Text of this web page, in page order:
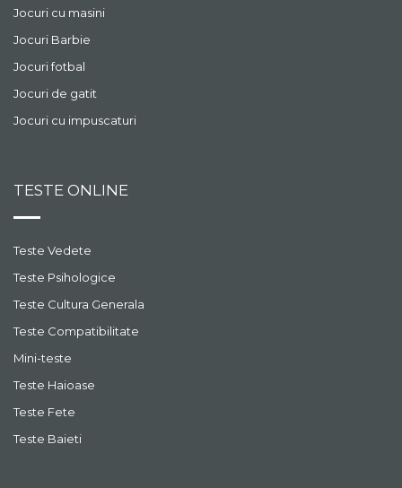
Jocuri cu masini
Jocuri Barbie
Jocuri fotbal
Jocuri de gatit
Jocuri cu impuscaturi
TESTE ONLINE
Teste Vedete
Teste Psihologice
Teste Cultura Generala
Teste Compatibilitate
Mini-teste
Teste Haioase
Teste Fete
Teste Baieti